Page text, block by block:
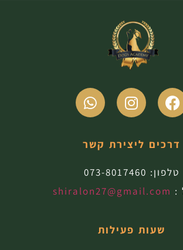
דרכים ליצירת קשר
טלפון: 073-8017460
:
shiralon27@gmail.com
שעות פעילות